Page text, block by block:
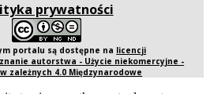
prywatności
portalu są dostępne na licencji
autorstwa - Użycie niekomercyjne -
zależnych 4.0 Międzynarodowe